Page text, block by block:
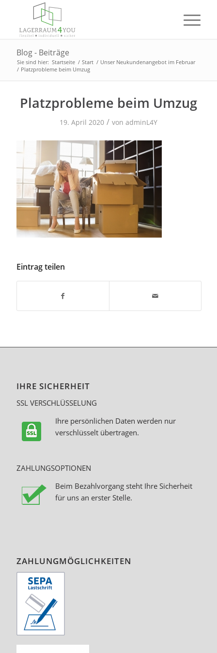
Blog - Beiträge
Sie sind hier: Startseite / Start / Unser Neukundenangebot im Februar
/ Platzprobleme beim Umzug
Platzprobleme beim Umzug
19. April 2020 / von adminL4Y
Eintrag teilen
IHRE SICHERHEIT
SSL VERSCHLÜSSELUNG
Ihre persönlichen Daten werden nur
verschlüsselt übertragen.
ZAHLUNGSOPTIONEN
Beim Bezahlvorgang steht Ihre Sicherheit
für uns an erster Stelle.
ZAHLUNGMÖGLICHKEITEN